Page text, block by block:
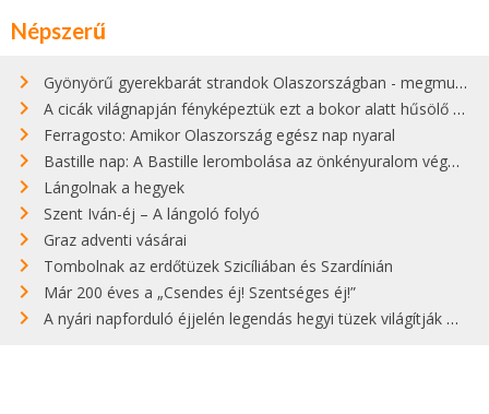
Népszerű
Gyönyörű gyerekbarát strandok Olaszországban - megmutatjuk a 15 legjobbat
A cicák világnapján fényképeztük ezt a bokor alatt hűsölő cicát Kisorosziban
Ferragosto: Amikor Olaszország egész nap nyaral
Bastille nap: A Bastille lerombolása az önkényuralom végét jelentette
Lángolnak a hegyek
Szent Iván-éj – A lángoló folyó
Graz adventi vásárai
Tombolnak az erdőtüzek Szicíliában és Szardínián
Már 200 éves a „Csendes éj! Szentséges éj!”
A nyári napforduló éjjelén legendás hegyi tüzek világítják meg Zugspitzét